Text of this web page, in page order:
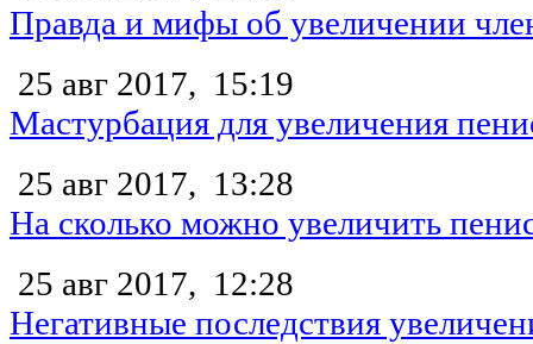
Правда и мифы об увеличении
25 авг 2017, 15:19
Мастурбация для увеличения
25 авг 2017, 13:28
На сколько можно увеличить
25 авг 2017, 12:28
Негативные последствия